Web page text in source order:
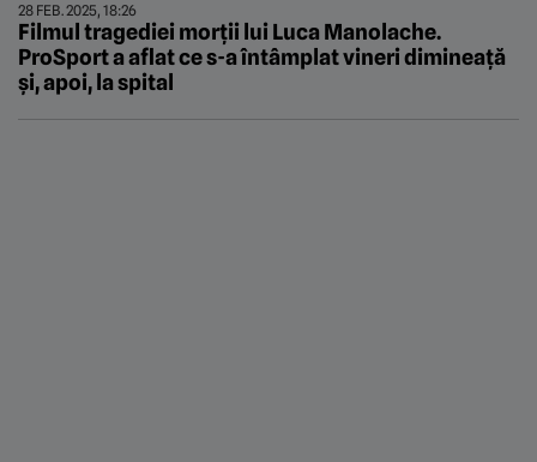
28 FEB. 2025, 18:26
Filmul tragediei morții lui Luca Manolache.
ProSport a aflat ce s-a întâmplat vineri dimineață
și, apoi, la spital